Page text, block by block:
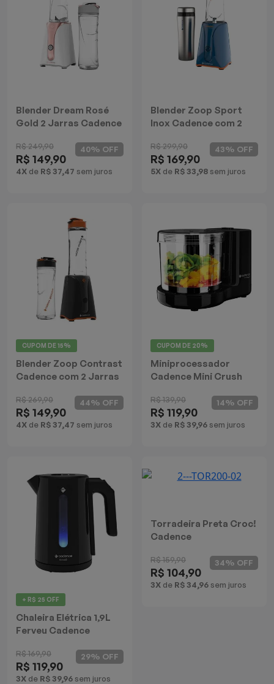
Blender Dream Rosé
Gold 2 Jarras Cadence
R$ 249,90
R$ 149,90
4X de R$ 37,47 sem juros
40% OFF
Blender Zoop Sport
Inox Cadence com 2
R$ 299,90
R$ 169,90
5X de R$ 33,98 sem juros
43% OFF
CUPOM DE15%
Blender Zoop Contrast
Cadence com 2 Jarras
R$ 269,90
R$ 149,90
4X de R$ 37,47 sem juros
44% OFF
CUPOM DE 20%
Miniprocessador
Cadence Mini Crush
R$ 139,90
R$ 119,90
3X de R$ 39,96 sem juros
14% OFF
+ R$ 25 OFF
Chaleira Elétrica 1,9L
Ferveu Cadence
R$ 169,90
R$ 119,90
3X de R$ 39,96 sem juros
29% OFF
Torradeira Preta Croc!
Cadence
R$ 159,90
R$ 104,90
3X de R$ 34,96 sem juros
34% OFF